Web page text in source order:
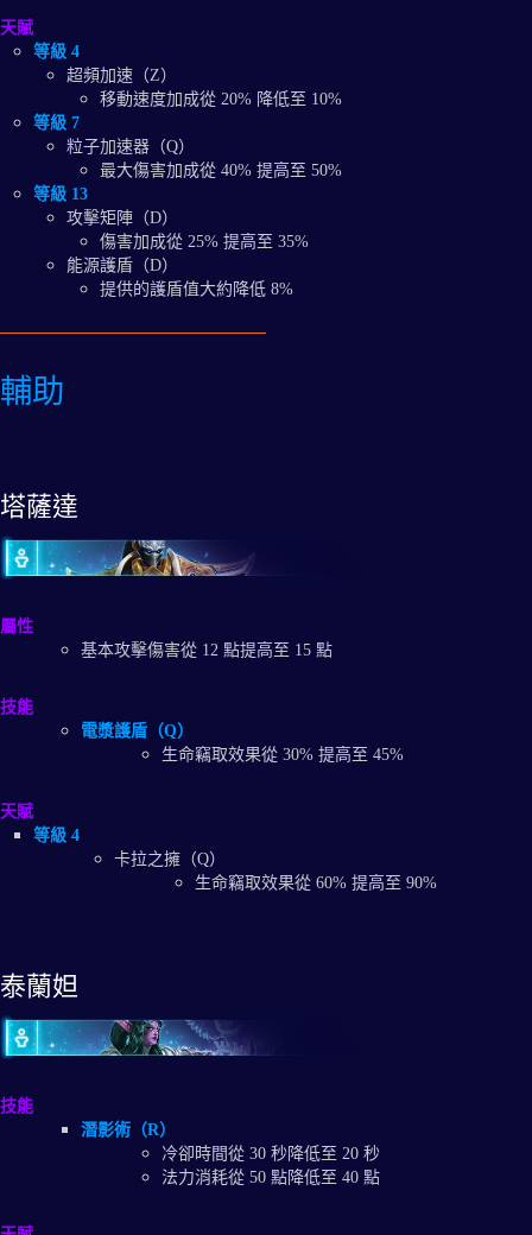
天賦
等級 4
超頻加速（Z）
移動速度加成從 20% 降低至 10%
等級 7
粒子加速器（Q）
最大傷害加成從 40% 提高至 50%
等級 13
攻擊矩陣（D）
傷害加成從 25% 提高至 35%
能源護盾（D）
提供的護盾值大約降低 8%
輔助
塔薩達
屬性
基本攻擊傷害從 12 點提高至 15 點
技能
電漿護盾（Q）
生命竊取效果從 30% 提高至 45%
天賦
等級 4
卡拉之擁（Q）
生命竊取效果從 60% 提高至 90%
泰蘭妲
技能
潛影術（R）
冷卻時間從 30 秒降低至 20 秒
法力消耗從 50 點降低至 40 點